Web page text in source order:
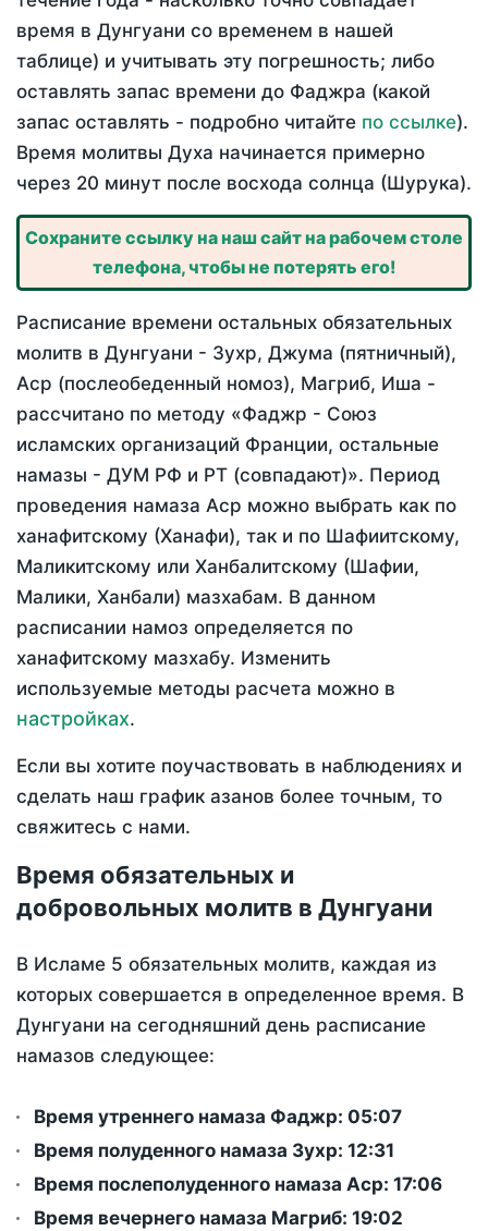
время в Дунгуани со временем в нашей
таблице) и учитывать эту погрешность; либо
оставлять запас времени до Фаджра (какой
запас оставлять - подробно читайте по ссылке).
Время молитвы Духа начинается примерно
через 20 минут после восхода солнца (Шурука).
Сохраните ссылку на наш сайт на рабочем столе
телефона, чтобы не потерять его!
Расписание времени остальных обязательных
молитв в Дунгуани - Зухр, Джума (пятничный),
Аср (послеобеденный номоз), Магриб, Иша -
рассчитано по методу «Фаджр - Союз
исламских организаций Франции, остальные
намазы - ДУМ РФ и РТ (совпадают)». Период
проведения намаза Аср можно выбрать как по
ханафитскому (Ханафи), так и по Шафиитскому,
Маликитскому или Ханбалитскому (Шафии,
Малики, Ханбали) мазхабам. В данном
расписании намоз определяется по
ханафитскому мазхабу. Изменить
используемые методы расчета можно в
настройках.
Если вы хотите поучаствовать в наблюдениях и
сделать наш график азанов более точным, то
свяжитесь с нами.
Время обязательных и
добровольных молитв в Дунгуани
В Исламе 5 обязательных молитв, каждая из
которых совершается в определенное время. В
Дунгуани на сегодняшний день расписание
намазов следующее:
Время утреннего намаза Фаджр: 05:07
Время полуденного намаза Зухр: 12:31
Время послеполуденного намаза Аср: 17:06
Время вечернего намаза Магриб: 19:02